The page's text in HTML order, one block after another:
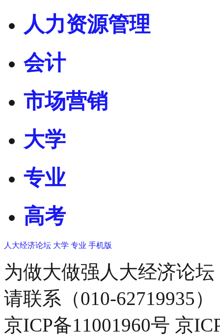
人力资源管理
会计
市场营销
大学
专业
高考
人大经济论坛 大学 专业 手机版
为做大做强人大经济论
请联系（010-62719935）
京ICP备11001960号 京